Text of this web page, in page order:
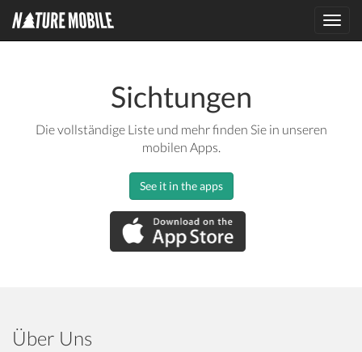
Sichtungen
Die vollständige Liste und mehr finden Sie in unseren
mobilen Apps.
See it in the apps
Über Uns